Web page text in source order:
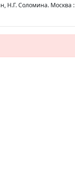
Н.Г. Соломина. Москва :